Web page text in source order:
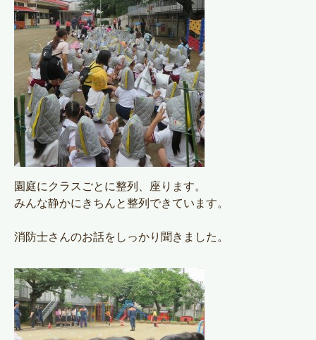
園庭にクラスごとに整列、座ります。
みんな静かにきちんと整列できています。
消防士さんのお話をしっかり聞きました。